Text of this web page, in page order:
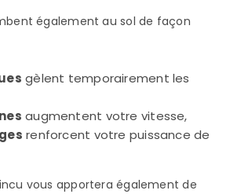
également au sol de façon
gèlent temporairement les
augmentent votre vitesse,
renforcent votre puissance de
vous apportera également de